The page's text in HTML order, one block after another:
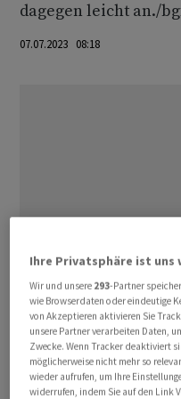
dagegen leicht an./
07.07.2023 08:18
Ihre Privatsphäre ist uns
Wir und unsere 293-Partner
wie Browserdaten oder eindeutige
von Akzeptieren aktivieren Sie
unsere Partner verarbeiten Daten,
Zwecke. Wenn Tracker deaktiviert
möglicherweise nicht mehr so
wieder aufrufen, um Ihre
widerrufen, indem Sie auf den Link